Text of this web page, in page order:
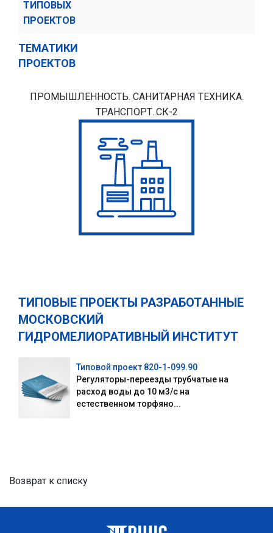
ТИПОВЫХ
ПРОЕКТОВ
ТЕМАТИКИ
ПРОЕКТОВ
ПРОМЫШЛЕННОСТЬ. САНИТАРНАЯ ТЕХНИКА.
ТРАНСПОРТ..СК-2
ТИПОВЫЕ ПРОЕКТЫ РАЗРАБОТАННЫЕ
МОСКОВСКИЙ
ГИДРОМЕЛИОРАТИВНЫЙ ИНСТИТУТ
Типовой проект 820-1-099.90
Регуляторы-переезды трубчатые на
расход воды до 10 м3/с на
естественном торфяно...
Возврат к списку